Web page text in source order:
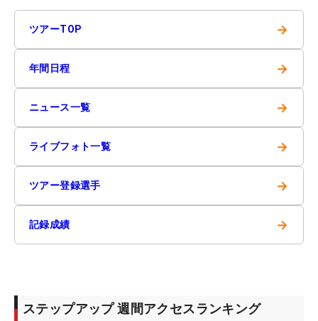
ツアーTOP →
年間日程 →
ニュース一覧 →
ライブフォト一覧 →
ツアー登録選手 →
記録成績 →
ステップアップ 週間アクセスランキング